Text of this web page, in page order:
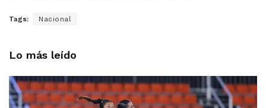
Tags: Nacional
Lo más leído